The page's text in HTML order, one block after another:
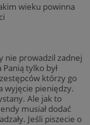
wieku powinna
nie prowadzil zadnej
tylko był
którzy go
wyjęcie pieniędzy.
Ale jak to
musiał dodać
Jeśli piszecie o